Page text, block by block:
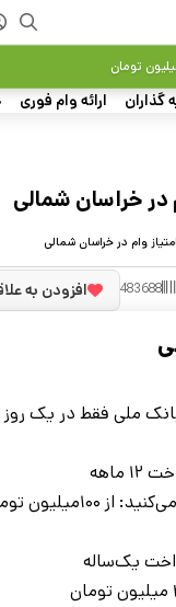
گذاران ارائه وام فوری
در خراسان شمالی
وام در خراسان شمالی
483688 افزودن به
ماهه
یک‌ساله